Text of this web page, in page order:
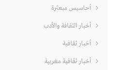
أحاسيس مبعثرة
أخبار الثقافة والأدب
أخبار ثقافية
أخبار ثقافية مغربية